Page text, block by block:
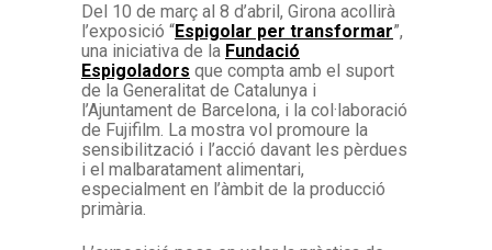
Del 10 de març al 8 d’abril, Girona acollirà
l’exposició “Espigolar per transformar”,
una iniciativa de la Fundació
Espigoladors que compta amb el suport
de la Generalitat de Catalunya i
l’Ajuntament de Barcelona, i la col·laboració
de Fujifilm. La mostra vol promoure la
sensibilització i l’acció davant les pèrdues
i el malbaratament alimentari,
especialment en l’àmbit de la producció
primària.